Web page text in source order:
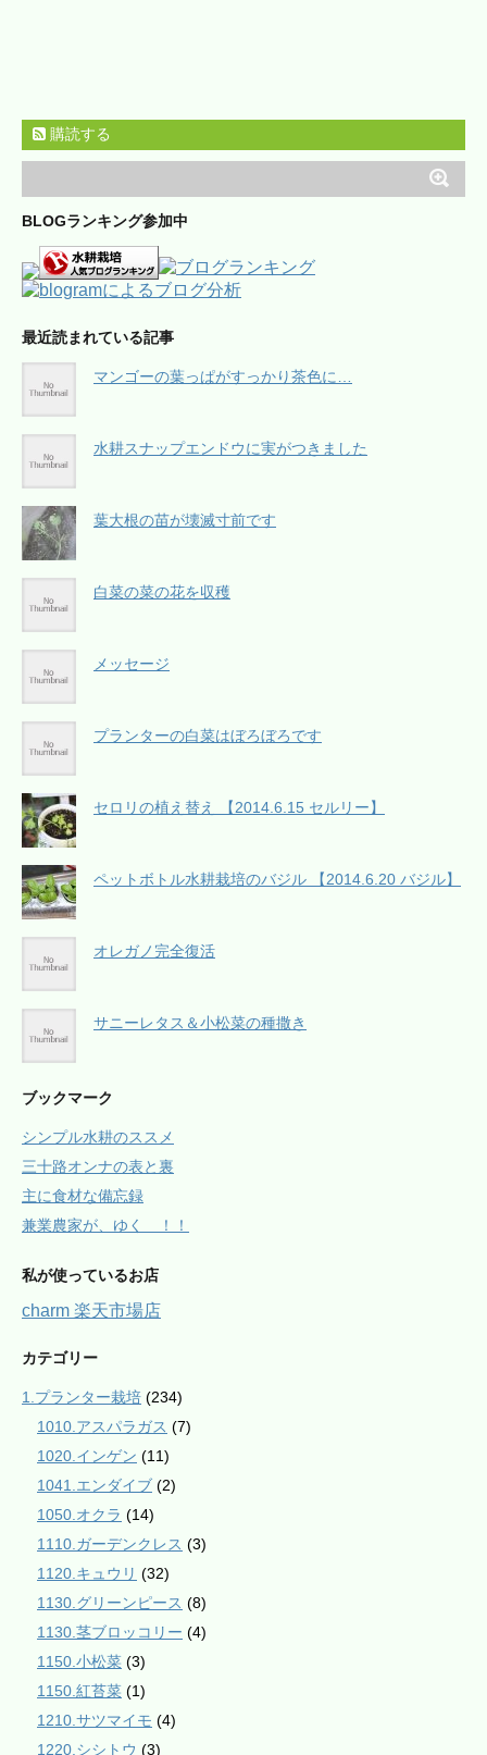
購読する
BLOGランキング参加中
最近読まれている記事
マンゴーの葉っぱがすっかり茶色に…
水耕スナップエンドウに実がつきました
葉大根の苗が壊滅寸前です
白菜の菜の花を収穫
メッセージ
プランターの白菜はぼろぼろです
セロリの植え替え 【2014.6.15 セルリー】
ペットボトル水耕栽培のバジル 【2014.6.20 バジル】
オレガノ完全復活
サニーレタス＆小松菜の種撒き
ブックマーク
シンプル水耕のススメ
三十路オンナの表と裏
主に食材な備忘録
兼業農家が、ゆく ！！
私が使っているお店
charm 楽天市場店
カテゴリー
1.プランター栽培 (234)
1010.アスパラガス (7)
1020.インゲン (11)
1041.エンダイブ (2)
1050.オクラ (14)
1110.ガーデンクレス (3)
1120.キュウリ (32)
1130.グリーンピース (8)
1130.茎ブロッコリー (4)
1150.小松菜 (3)
1150.紅苔菜 (1)
1210.サツマイモ (4)
1220.シシトウ (3)